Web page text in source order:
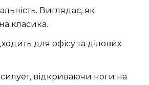
Виглядає, як
класика.
для офісу та ділових
відкриваючи ноги на